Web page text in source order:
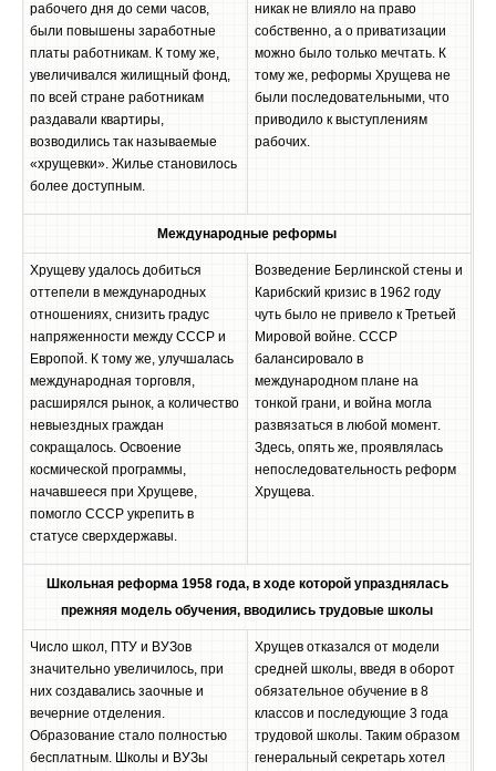
рабочего дня до семи часов,
были повышены заработные
платы работникам. К тому же,
увеличивался жилищный фонд,
по всей стране работникам
раздавали квартиры,
возводились так называемые
«хрущевки». Жилье становилось
более доступным.
никак не влияло на право
собственно, а о приватизации
можно было только мечтать. К
тому же, реформы Хрущева не
были последовательными, что
приводило к выступлениям
рабочих.
Международные реформы
Хрущеву удалось добиться
оттепели в международных
отношениях, снизить градус
напряженности между СССР и
Европой. К тому же, улучшалась
международная торговля,
расширялся рынок, а количество
невыездных граждан
сокращалось. Освоение
космической программы,
начавшееся при Хрущеве,
помогло СССР укрепить в
статусе сверхдержавы.
Возведение Берлинской стены и
Карибский кризис в 1962 году
чуть было не привело к Третьей
Мировой войне. СССР
балансировало в
международном плане на
тонкой грани, и война могла
развязаться в любой момент.
Здесь, опять же, проявлялась
непоследовательность реформ
Хрущева.
Школьная реформа 1958 года, в ходе которой упразднялась
прежняя модель обучения, вводились трудовые школы
Число школ, ПТУ и ВУЗов
значительно увеличилось, при
них создавались заочные и
вечерние отделения.
Образование стало полностью
бесплатным. Школы и ВУЗы
Хрущев отказался от модели
средней школы, введя в оборот
обязательное обучение в 8
классов и последующие 3 года
трудовой школы. Таким образом
генеральный секретарь хотел